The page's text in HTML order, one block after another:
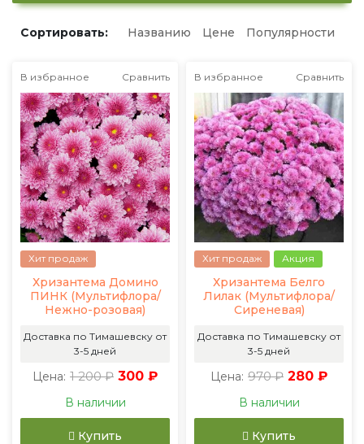
Сортировать: Названию Цене Популярности
В избранное Сравнить
Хит продаж
Хризантема Домино
ПИНК (Мультифлора/
Нежно-розовая)
Доставка по Тимашевску от
3-5 дней
Цена: 1 200 ₽ 300 ₽
В наличии
Купить
В избранное Сравнить
Хит продаж Акция
Хризантема Белго
Лилак (Мультифлора/
Сиреневая)
Доставка по Тимашевску от
3-5 дней
Цена: 970 ₽ 280 ₽
В наличии
Купить